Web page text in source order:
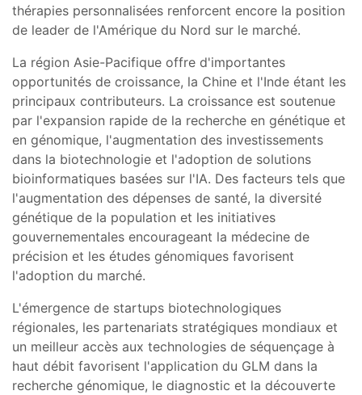
thérapies personnalisées renforcent encore la position
de leader de l'Amérique du Nord sur le marché.
La région Asie-Pacifique offre d'importantes
opportunités de croissance, la Chine et l'Inde étant les
principaux contributeurs. La croissance est soutenue
par l'expansion rapide de la recherche en génétique et
en génomique, l'augmentation des investissements
dans la biotechnologie et l'adoption de solutions
bioinformatiques basées sur l'IA. Des facteurs tels que
l'augmentation des dépenses de santé, la diversité
génétique de la population et les initiatives
gouvernementales encourageant la médecine de
précision et les études génomiques favorisent
l'adoption du marché.
L'émergence de startups biotechnologiques
régionales, les partenariats stratégiques mondiaux et
un meilleur accès aux technologies de séquençage à
haut débit favorisent l'application du GLM dans la
recherche génomique, le diagnostic et la découverte